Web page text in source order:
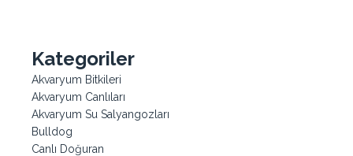
Kategoriler
Akvaryum Bitkileri
Akvaryum Canlıları
Akvaryum Su Salyangozları
Bulldog
Canlı Doğuran